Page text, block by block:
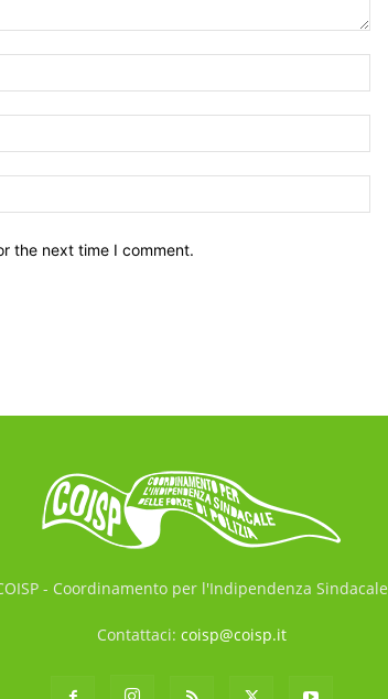
the next time I comment.
- Coordinamento per l'Indipendenza Sindacale
Contattaci: coisp@coisp.it